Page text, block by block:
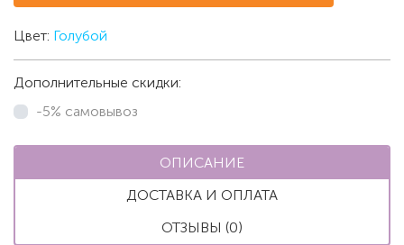
Цвет: Голубой
Дополнительные скидки:
-5% самовывоз
ОПИСАНИЕ
ДОСТАВКА И ОПЛАТА
ОТЗЫВЫ (0)